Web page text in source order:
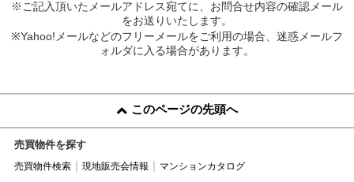
※ご記入頂いたメールアドレス宛てに、お問合せ内容の確認メール
をお送りいたします。
※Yahoo!メールなどのフリーメールをご利用の場合、迷惑メールフ
ォルダに入る場合があります。
このページの先頭へ
売買物件を探す
売買物件検索 現地販売会情報 マンションカタログ